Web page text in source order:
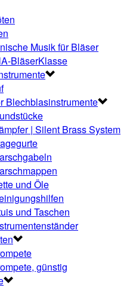
Musik für Bläser
BläserKlasse
Blechblasinstrumente
| Silent Brass System
und Öle
und Taschen
günstig